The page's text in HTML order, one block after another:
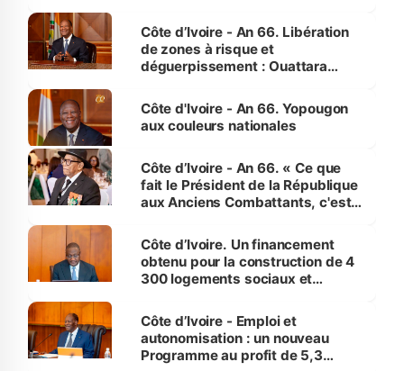
milieu des sinistrés
Côte d’Ivoire - An 66. Libération
de zones à risque et
déguerpissement : Ouattara
l'Etat de droit pour préserver les
vies humaines »
Côte d'Ivoire - An 66. Yopougon
aux couleurs nationales
Côte d’Ivoire - An 66. « Ce que
fait le Président de la République
aux Anciens Combattants, c'est
Côte d’Ivoire. Un financement
obtenu pour la construction de 4
300 logements sociaux et
et Yamoussoukro
Côte d’Ivoire - Emploi et
autonomisation : un nouveau
Programme au profit de 5,3